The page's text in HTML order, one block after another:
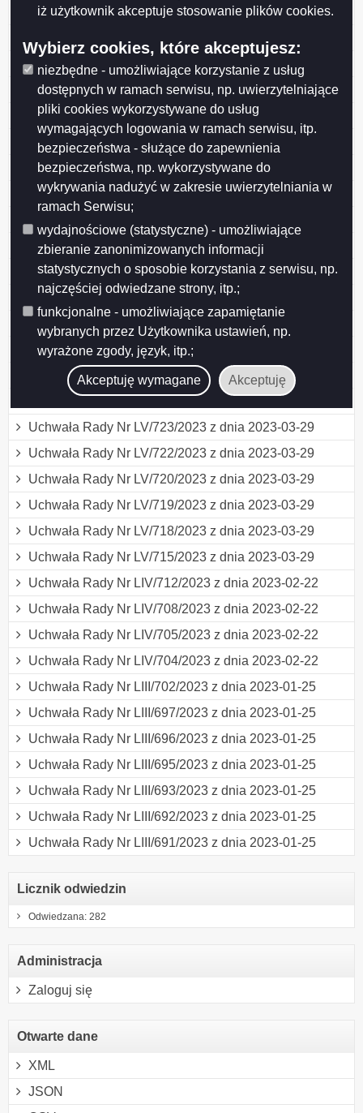
iż użytkownik akceptuje stosowanie plików cookies.
Wybierz cookies, które akceptujesz:
niezbędne - umożliwiające korzystanie z usług
dostępnych w ramach serwisu, np. uwierzytelniające
pliki cookies wykorzystywane do usług
wymagających logowania w ramach serwisu, itp.
bezpieczeństwa - służące do zapewnienia
bezpieczeństwa, np. wykorzystywane do
wykrywania nadużyć w zakresie uwierzytelniania w
ramach Serwisu;
wydajnościowe (statystyczne) - umożliwiające
zbieranie zanonimizowanych informacji
statystycznych o sposobie korzystania z serwisu, np.
najczęściej odwiedzane strony, itp.;
funkcjonalne - umożliwiające zapamiętanie
wybranych przez Użytkownika ustawień, np.
wyrażone zgody, język, itp.;
Akceptuję wymagane Akceptuję
Uchwała Rady Nr LVII/750/2023 z dnia 2023-05-31
Uchwała Rady Nr LVI/730/2023 z dnia 2023-04-26
Uchwała Rady Nr LVI/729/2023 z dnia 2023-04-26
Uchwała Rady Nr LVI/744/2023 z dnia 2023-04-26
Uchwała Rady Nr LVI/742/2023 z dnia 2023-04-26
Uchwała Rady Nr LVI/741/2023 z dnia 2023-04-26
Uchwała Rady Nr LVI/739/2023 z dnia 2023-04-26
Uchwała Rady Nr LVI/736/2023 z dnia 2023-04-26
Uchwała Rady Nr LVI/735/2023 z dnia 2023-04-26
Uchwała Rady Nr LVI/734/2023 z dnia 2023-04-26
Uchwała Rady Nr LVI/733/2023 z dnia 2023-04-26
Uchwała Rady Nr LVI/732/2023 z dnia 2023-04-26
Uchwała Rady Nr LV/726/2023 z dnia 2023-03-29
Uchwała Rady Nr LV/723/2023 z dnia 2023-03-29
Uchwała Rady Nr LV/722/2023 z dnia 2023-03-29
Uchwała Rady Nr LV/720/2023 z dnia 2023-03-29
Uchwała Rady Nr LV/719/2023 z dnia 2023-03-29
Uchwała Rady Nr LV/718/2023 z dnia 2023-03-29
Uchwała Rady Nr LV/715/2023 z dnia 2023-03-29
Uchwała Rady Nr LIV/712/2023 z dnia 2023-02-22
Uchwała Rady Nr LIV/708/2023 z dnia 2023-02-22
Uchwała Rady Nr LIV/705/2023 z dnia 2023-02-22
Uchwała Rady Nr LIV/704/2023 z dnia 2023-02-22
Uchwała Rady Nr LIII/702/2023 z dnia 2023-01-25
Uchwała Rady Nr LIII/697/2023 z dnia 2023-01-25
Uchwała Rady Nr LIII/696/2023 z dnia 2023-01-25
Uchwała Rady Nr LIII/695/2023 z dnia 2023-01-25
Uchwała Rady Nr LIII/693/2023 z dnia 2023-01-25
Uchwała Rady Nr LIII/692/2023 z dnia 2023-01-25
Uchwała Rady Nr LIII/691/2023 z dnia 2023-01-25
Licznik odwiedzin
Odwiedzana: 282
Administracja
Zaloguj się
Otwarte dane
XML
JSON